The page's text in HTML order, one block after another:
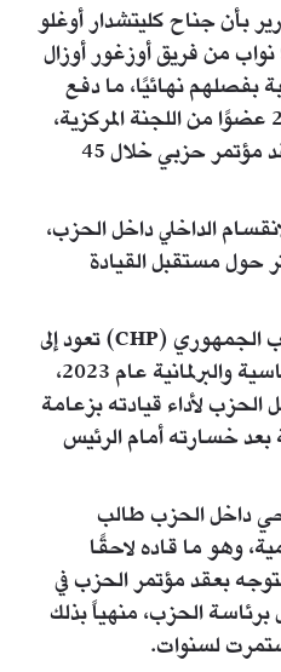
بأن جناح كليتشدار أوغلو
في الحزب اتخذ قرارًا بإحالة 9 نواب من فريق أوزغور أوزال
بفصلهم نهائيًا، ما دفع
أوسال إلى الرد عبر استقالة 28 عضوًا من اللجنة المركزية،
في محاولة للضغط باتجاه عقد مؤتمر حزبي خلال 45
الداخلي داخل الحزب،
حول مستقبل القيادة
الأزمة الداخلية في حزب الشعب الجمهوري (CHP) تعود إلى
مرحلة ما بعد الانتخابات الرئاسية والبرلمانية عام 2023،
لأداء قيادته بزعامة
خسارته أمام الرئيس
داخل الحزب طالب
وهو ما قاده لاحقًا
بعقد مؤتمر الحزب في
أوزال برئاسة الحزب، منهياً بذلك
لسنوات.